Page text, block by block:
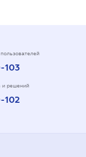
103
и решений
102